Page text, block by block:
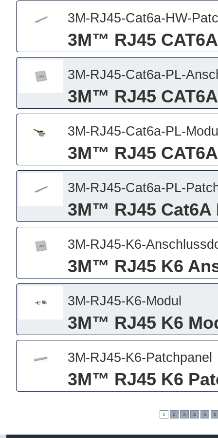
3M-RJ45-Cat6a-HW-
3M™ RJ45
3M-RJ45-Cat6a-PL-
3M™ RJ45
3M-RJ45-Cat6a-PL-
3M™ RJ45
3M-RJ45-Cat6a-PL-
3M™ RJ45 Cat6A
3M-RJ45-K6-
3M™ RJ45 K6
3M-RJ45-K6-Modul
3M™ RJ45 K6
3M-RJ45-K6-Patchpanel
3M™ RJ45 K6
1 2 3 4 5 6